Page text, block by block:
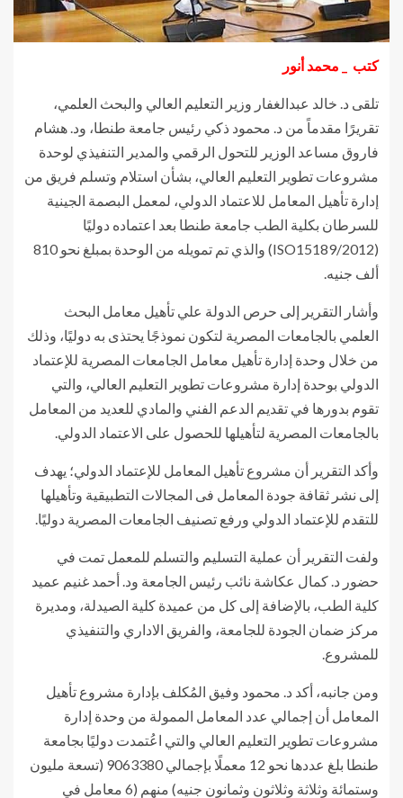
كتب _ محمد أنور
تلقى د. خالد عبدالغفار وزير التعليم العالي والبحث العلمي،
تقريرًا مقدماً من د. محمود ذكي رئيس جامعة طنطا، ود. هشام
فاروق مساعد الوزير للتحول الرقمي والمدير التنفيذي لوحدة
مشروعات تطوير التعليم العالي، بشأن استلام وتسلم فريق من
إدارة تأهيل المعامل للاعتماد الدولي، لمعمل البصمة الجينية
للسرطان بكلية الطب جامعة طنطا بعد اعتماده دوليًا
(ISO15189/2012) والذي تم تمويله من الوحدة بمبلغ نحو 810
ألف جنيه.
وأشار التقرير إلى حرص الدولة علي تأهيل معامل البحث
العلمي بالجامعات المصرية لتكون نموذجًا يحتذى به دوليًا، وذلك
من خلال وحدة إدارة تأهيل معامل الجامعات المصرية للإعتماد
الدولي بوحدة إدارة مشروعات تطوير التعليم العالي، والتي
تقوم بدورها في تقديم الدعم الفني والمادي للعديد من المعامل
بالجامعات المصرية لتأهيلها للحصول على الاعتماد الدولي.
وأكد التقرير أن مشروع تأهيل المعامل للإعتماد الدولي؛ يهدف
إلى نشر ثقافة جودة المعامل فى المجالات التطبيقية وتأهيلها
للتقدم للإعتماد الدولي ورفع تصنيف الجامعات المصرية دوليًا.
ولفت التقرير أن عملية التسليم والتسلم للمعمل تمت في
حضور د. كمال عكاشة نائب رئيس الجامعة ود. أحمد غنيم عميد
كلية الطب، بالإضافة إلى كل من عميدة كلية الصيدلة، ومديرة
مركز ضمان الجودة للجامعة، والفريق الاداري والتنفيذي
للمشروع.
ومن جانبه، أكد د. محمود وفيق المُكلف بإدارة مشروع تأهيل
المعامل أن إجمالي عدد المعامل الممولة من وحدة إدارة
مشروعات تطوير التعليم العالي والتي اعُتمدت دوليًا بجامعة
طنطا بلغ عددها نحو 12 معملًا بإجمالي 9063380 (تسعة مليون
وستمائة وثلاثة وثلاثون وثمانون جنيه) منهم (6 معامل في